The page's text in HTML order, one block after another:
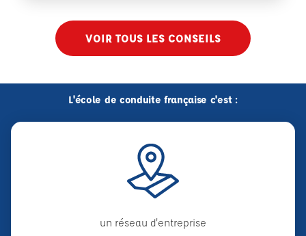
VOIR TOUS LES CONSEILS
L'école de conduite française c'est :
un réseau d'entreprise